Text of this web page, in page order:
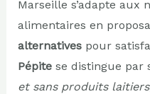
Marseille s’adapte aux
alimentaires en
alternativespour
Pépitese distingue par
et sans produits laitiers